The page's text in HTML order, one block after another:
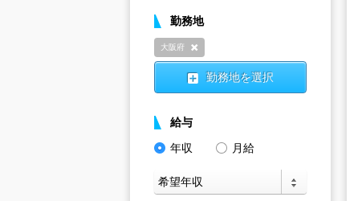
勤務地
大阪府
勤務地を選択
給与
年収
月給